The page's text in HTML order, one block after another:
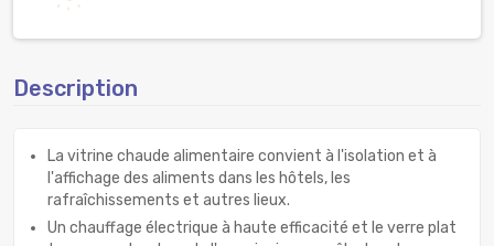
Description
La vitrine chaude alimentaire convient à l'isolation et à
l'affichage des aliments dans les hôtels, les
rafraîchissements et autres lieux.
Un chauffage électrique à haute efficacité et le verre plat